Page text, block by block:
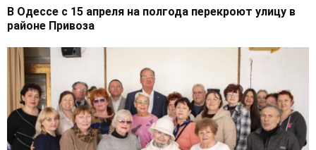
В Одессе с 15 апреля на полгода перекроют улицу в
районе Привоза